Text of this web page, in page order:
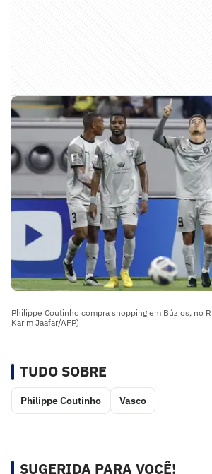
Philippe Coutinho compra shopping em Búzios, no
Karim Jaafar/AFP)
TUDO SOBRE
Philippe Coutinho Vasco
SUGERIDA PARA VOCÊ!